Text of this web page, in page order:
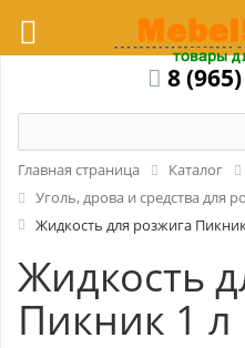
8
Главная страница Каталог
Уголь, дрова и средства для
Жидкость для розжига
Жидкость
Пикник 1 л